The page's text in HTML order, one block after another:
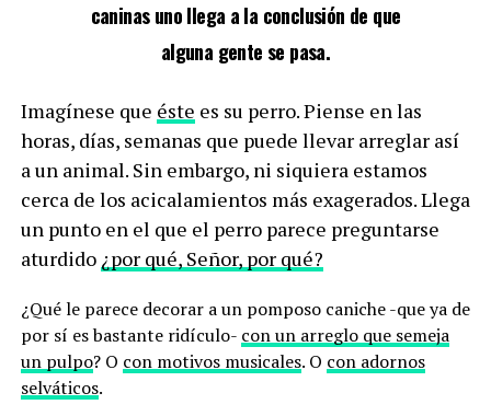
caninas uno llega a la conclusión de que
alguna gente se pasa.
Imagínese que éste es su perro. Piense en las
horas, días, semanas que puede llevar arreglar así
a un animal. Sin embargo, ni siquiera estamos
cerca de los acicalamientos más exagerados. Llega
un punto en el que el perro parece preguntarse
aturdido ¿por qué, Señor, por qué?
¿Qué le parece decorar a un pomposo caniche -que ya de
por sí es bastante ridículo- con un arreglo que semeja
un pulpo? O con motivos musicales. O con adornos
selváticos.